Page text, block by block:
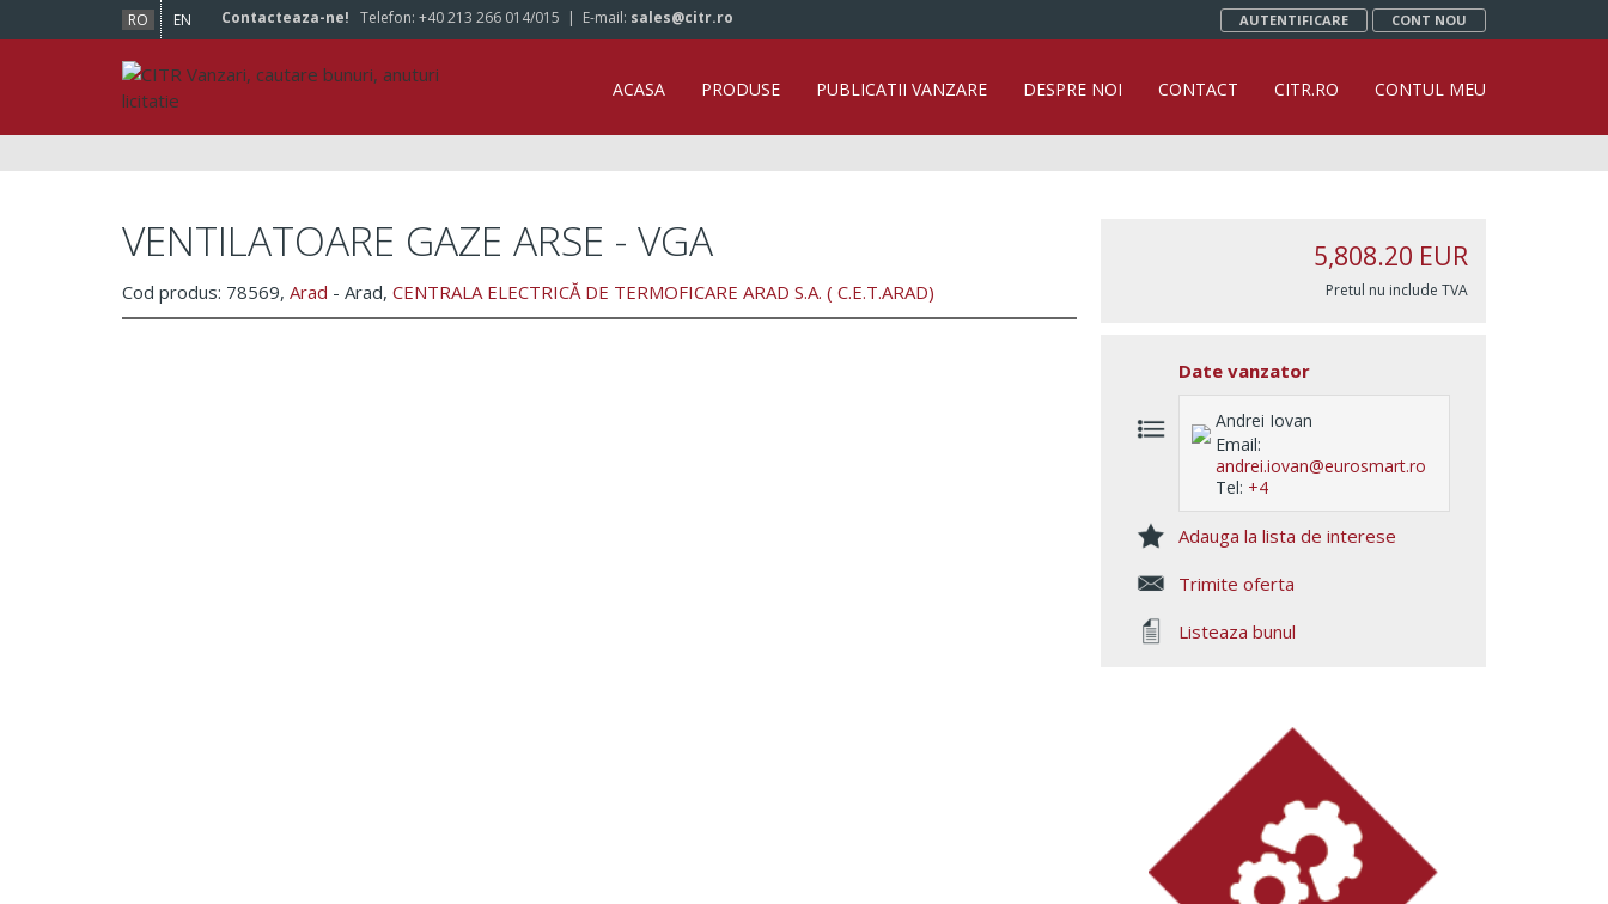
RO EN Contacteaza-ne! Telefon: +40 213 266 014/015 | E-mail: sales@citr.ro AUTENTIFICARE CONT NOU
ACASA PRODUSE PUBLICATII VANZARE DESPRE NOI CONTACT CITR.RO CONTUL MEU
VENTILATOARE GAZE ARSE - VGA
Cod produs: 78569, Arad - Arad, CENTRALA ELECTRICĂ DE TERMOFICARE ARAD S.A. ( C.E.T.ARAD)
5,808.20 EUR
Pretul nu include TVA
Date vanzator
Andrei Iovan
Email:
andrei.iovan@eurosmart.ro
Tel: +4
Adauga la lista de interese
Trimite oferta
Listeaza bunul